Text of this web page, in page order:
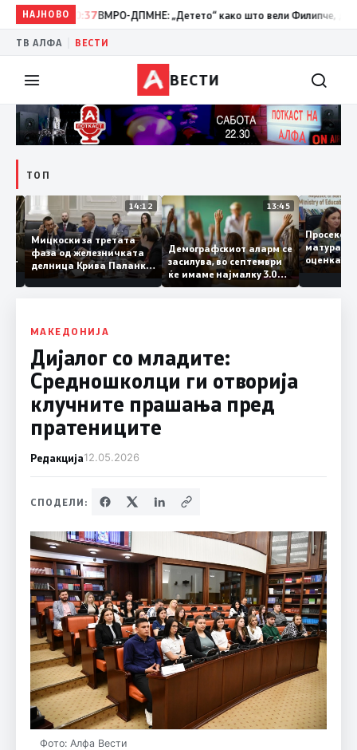
НАЈНОВО
10:37 ВМРО-ДПМНЕ: „Детето“ како што вели Филипче, денес со
ТВ АЛФА ВЕСТИ
ВЕСТИ
ТОП
15:20
Во
14:12
Мицкоски за третата
фаза од железничката
делница Крива Паланка
– Деве Баир: Проектот
нема да заврши на
целина
13:45
Демографскиот аларм се
засилува, во септември
ќе имаме најмалку 3.000
првачиња помалку
матура
МАКЕДОНИЈА
Дијалог со младите:
Средношколци ги отворија
клучните прашања пред
пратениците
Редакција12.05.2026
СПОДЕЛИ:
Фото: Алфа Вести